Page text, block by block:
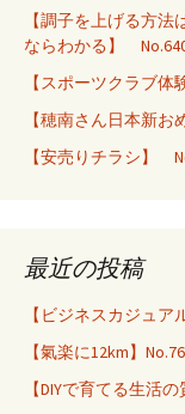
【調子を上げる方
ならわかる】
【スポーツクラブ
【穂南さん日本新
【安売りチラシ】
最近の投稿
【ビジネスカジュア
【氣楽に12km】
【DIYで育てる生活